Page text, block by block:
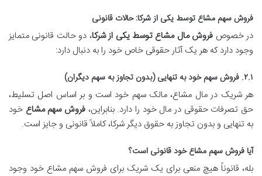
فروش سهم مشاع توسط یکی از شرکا: حالات قانونی
در خصوص فروش مال مشاع توسط یکی از شرکا، دو حالت قانونی متمایز
وجود دارد که هر یک آثار حقوقی خاص خود را به دنبال دارد:
۲.۱. فروش سهم خود به تنهایی (بدون تجاوز به سهم دیگران)
هر شریک در مال مشاع، مالک سهم خود است و بر اساس اصل تسلیط،
حق تصرفات حقوقی در مال خود را دارد. بنابراین، فروش سهم مشاع خود
به تنهایی و بدون تجاوز به حقوق دیگر شرکا، کاملاً قانونی و جایز است.
آیا فروش سهم مشاع خود قانونی است؟
بله، قانوناً هیچ منعی برای یک شریک برای فروش سهم مشاع خود وجود